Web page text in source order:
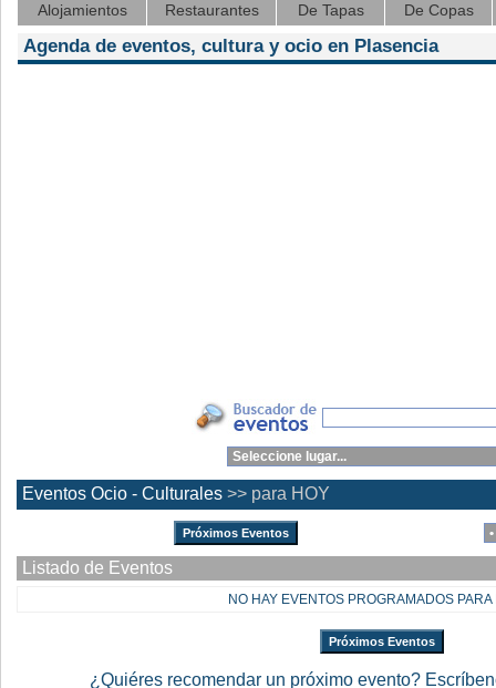
Alojamientos
Restaurantes De Tapas De Copas
Agenda de eventos, cultura y ocio en Plasencia
Eventos Ocio - Culturales >> para HOY
Próximos Eventos
Listado de Eventos
NO HAY EVENTOS PROGRAMADOS PARA
Próximos Eventos
¿Quiéres recomendar un próximo evento?